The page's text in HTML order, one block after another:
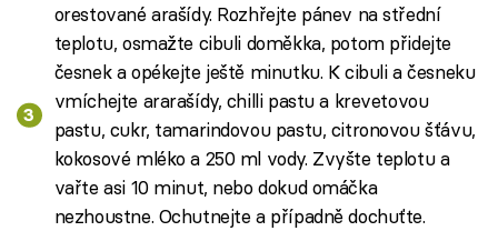
orestované arašídy. Rozhřejte pánev na střední
teplotu, osmažte cibuli doměkka, potom přidejte
česnek a opékejte ještě minutku. K cibuli a česneku
vmíchejte ararašídy, chilli pastu a krevetovou
pastu, cukr, tamarindovou pastu, citronovou šťávu,
kokosové mléko a 250 ml vody. Zvyšte teplotu a
vařte asi 10 minut, nebo dokud omáčka
nezhoustne. Ochutnejte a případně dochuťte.